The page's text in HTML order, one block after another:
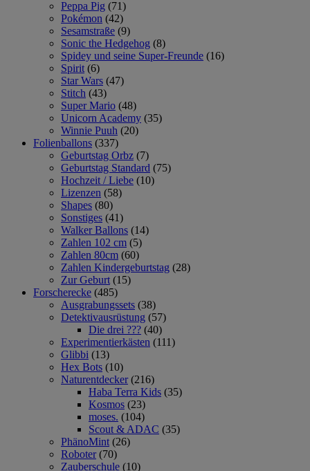
Peppa Pig (71)
Pokémon (42)
Sesamstraße (9)
Sonic the Hedgehog (8)
Spidey und seine Super-Freunde (16)
Spirit (6)
Star Wars (47)
Stitch (43)
Super Mario (48)
Unicorn Academy (35)
Winnie Puuh (20)
Folienballons (337)
Geburtstag Orbz (7)
Geburtstag Standard (75)
Hochzeit / Liebe (10)
Lizenzen (58)
Shapes (80)
Sonstiges (41)
Walker Ballons (14)
Zahlen 102 cm (5)
Zahlen 80cm (60)
Zahlen Kindergeburtstag (28)
Zur Geburt (15)
Forscherecke (485)
Ausgrabungssets (38)
Detektivausrüstung (57)
Die drei ??? (40)
Experimentierkästen (111)
Glibbi (13)
Hex Bots (10)
Naturentdecker (216)
Haba Terra Kids (35)
Kosmos (23)
moses. (104)
Scout & ADAC (35)
PhänoMint (26)
Roboter (70)
Zauberschule (10)